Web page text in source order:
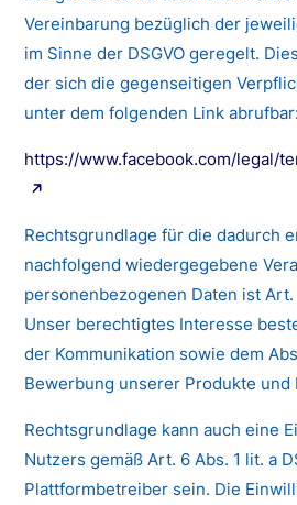
Vereinbarung bezüglich der
im Sinne der DSGVO geregelt.
der sich die gegenseitigen
unter dem folgenden Link abrufbar:
https://www.facebook.com/legal/
Rechtsgrundlage für die dadurch
nachfolgend wiedergegebene
personenbezogenen Daten ist Art.
Unser berechtigtes Interesse
der Kommunikation sowie dem
Bewerbung unserer Produkte und
Rechtsgrundlage kann auch eine
Nutzers gemäß Art. 6 Abs. 1 lit. a
Plattformbetreiber sein. Die